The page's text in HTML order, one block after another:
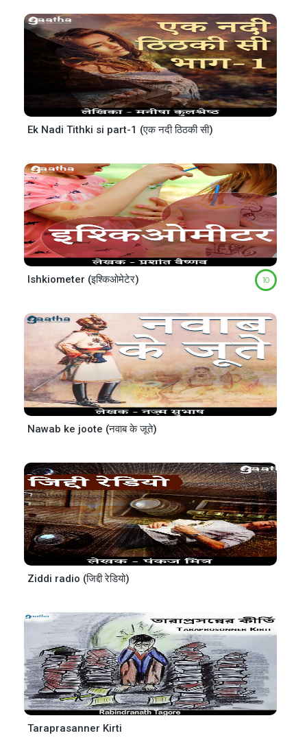
Ek Nadi Tithki si part-1 (एक नदी ठिठकी सी)
Ishkiometer (इश्किओमेटेर) 10
Nawab ke joote (नवाब के जूते)
Ziddi radio (जिद्दी रेडियो)
Taraprasanner Kirti